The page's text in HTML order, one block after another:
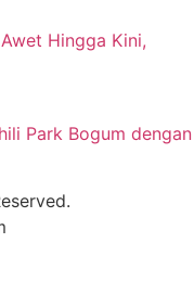
Hingga Kini,
Park Bogum dengan